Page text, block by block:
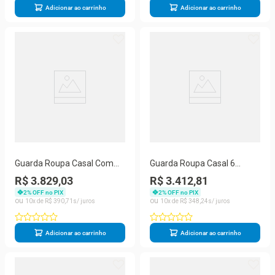
Adicionar ao carrinho Adicionar ao carrinho
Guarda Roupa Casal Com
Espelho - Atlanta-peroba -
Made Marcs
R$ 3.829,03
2% OFF no PIX
10
R$ 39071
Adicionar ao carrinho
Guarda Roupa Casal 6
Portas 6 Gavetas - Oslo-off
White - Made Marcs
R$ 3.412,81
2% OFF no PIX
10
R$ 348 24
Adicionar ao carrinho